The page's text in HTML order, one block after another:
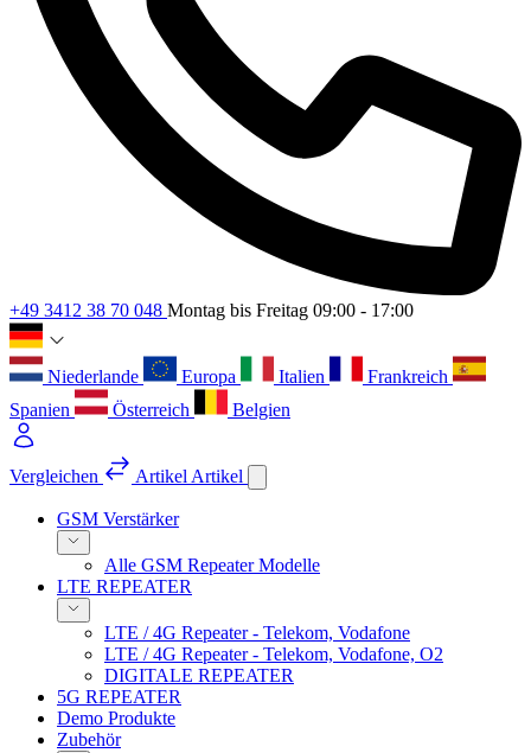
+49 3412 38 70 048 Montag bis Freitag 09:00 - 17:00
Niederlande Europa Italien
Frankreich
Spanien
Österreich Belgien
Vergleichen Artikel Artikel
GSM Verstärker
Alle GSM Repeater Modelle
LTE REPEATER
LTE / 4G Repeater - Telekom, Vodafone
LTE / 4G Repeater - Telekom, Vodafone, O2
DIGITALE REPEATER
5G REPEATER
Demo Produkte
Zubehör